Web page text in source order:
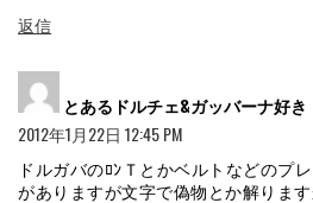
返信
とあるドルチェ&ガッバーナ好き
2012年1月22日 12:45 PM
ドルガバのﾛﾝＴとかベルトなどのプ
がありますが文字で偽物とか解りま